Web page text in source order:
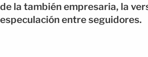
de la también empresaria, la
especulación entre seguidores.